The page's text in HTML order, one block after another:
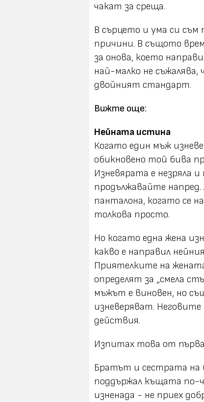
чакат за среща.
В сърцето и ума си съм
причини. В същото
за онова, което
най-малко не съжалява,
двойният стандарт.
Вижте още:
Нейната истина
Когато един мъж
обикновено той бива
Изневярата е незряла
продължавайте
панталона, когато се
толкова просто.
Но когато една жена
какво е направил
Приятелките на
определят за „смела
мъжът е виновен, но
изневеряват.
действия.
Изпитах това от
Братът и сестрата на
поддържал къщата по-
изненада - не приех